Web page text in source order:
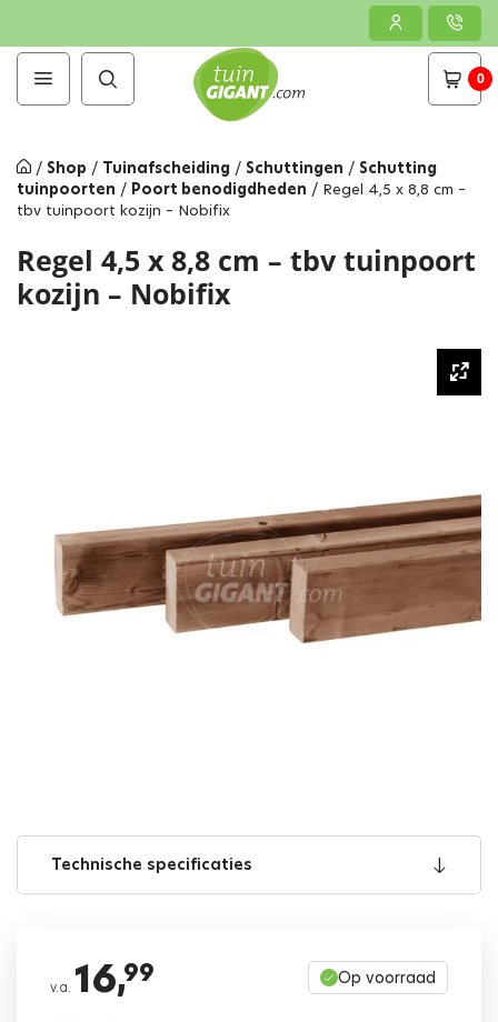
0
/ Shop / Tuinafscheiding / Schuttingen / Schutting
tuinpoorten / Poort benodigdheden / Regel 4,5 x 8,8 cm –
tbv tuinpoort kozijn – Nobifix
Regel 4,5 x 8,8 cm – tbv tuinpoort
kozijn – Nobifix
Technische specificaties
v.a. 16,99 Op voorraad